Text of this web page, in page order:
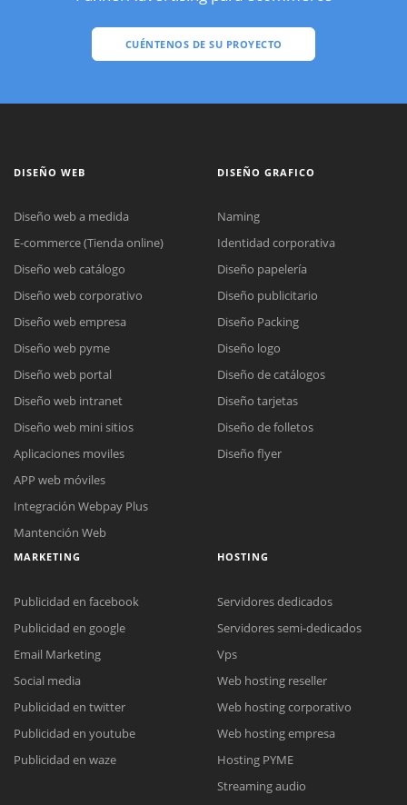
CUÉNTENOS DE SU PROYECTO
Reunión online
Nuestros ejecutivos le enviarán un correo electrónico con el enlace a
Meet para la reunión online.
Cotización
Complete el formulario y nos contactaremos a la brevedad.
Chat Online
para enviarnos un correo electrónico con sus datos personales.
DISEÑO WEB
Diseño web a medida
E-commerce (Tienda online)
Diseño web catálogo
Diseño web corporativo
Diseño web empresa
Diseño web pyme
Diseño web portal
Diseño web intranet
Diseño web mini sitios
Aplicaciones moviles
APP web móviles
Integración Webpay Plus
Mantención Web
DISEÑO GRAFICO
Naming
Identidad corporativa
Diseño papelería
Diseño publicitario
Diseño Packing
Diseño logo
Diseño de catálogos
Diseño tarjetas
Diseño de folletos
Diseño flyer
MARKETING
Publicidad en facebook
Publicidad en google
Email Marketing
Social media
Publicidad en twitter
Publicidad en youtube
Publicidad en waze
HOSTING
Servidores dedicados
Servidores semi-dedicados
Vps
Web hosting reseller
Web hosting corporativo
Web hosting empresa
Hosting PYME
Streaming audio